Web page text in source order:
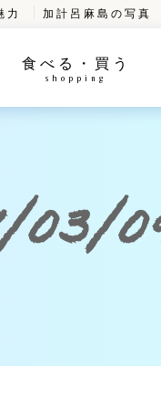
力 加計呂麻島の写真
食べる・買う
shopping
03/